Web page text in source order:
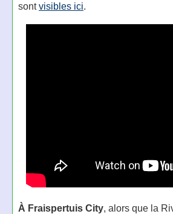
sontvisibles ici.
À Fraispertuis City, alors que la